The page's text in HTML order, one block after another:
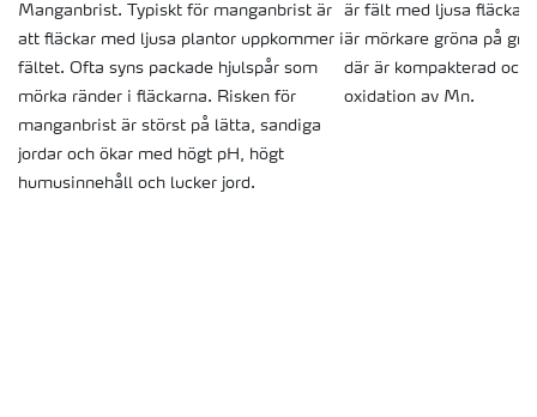
Manganbrist. Typiskt för manganbrist är
att fläckar med ljusa plantor uppkommer i
fältet. Ofta syns packade hjulspår som
mörka ränder i fläckarna. Risken för
manganbrist är störst på lätta, sandiga
jordar och ökar med högt pH, högt
humusinnehåll och lucker jord.
är fält med ljusa fläckar
är mörkare gröna på
där är kompakterad och
oxidation av Mn.